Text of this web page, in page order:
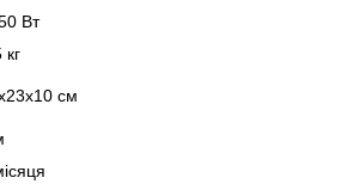
Вт
кг
см